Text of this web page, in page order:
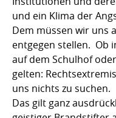
und ein Klima der
Dem müssen wir uns
entgegen stellen. Ob
auf dem Schulhof
gelten:
uns nichts zu suchen.
Das gilt ganz